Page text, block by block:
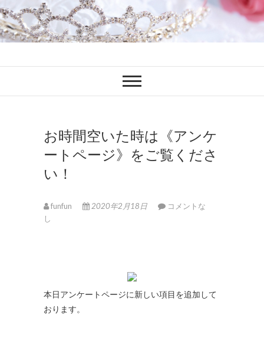
ファンブロ
お時間空いた時は《アンケ
ートページ》をご覧くださ
い！
funfun 2020年2月18日
コメントな
し
本日アンケートページに新しい項目を追加して
おります。